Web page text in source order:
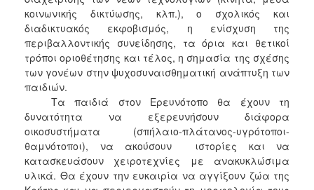
ΑΝΘΕΚΤΙΚΗ
κοινωνικής δικτύωσης, κλπ.), ο σχολικός και
διαδικτυακός εκφοβισμός, η ενίσχυση της
περιβαλλοντικής συνείδησης, τα όρια και θετικοί
τρόποι οριοθέτησης και τέλος, η σημασία της σχέσης
των γονέων στην ψυχοσυναισθηματική ανάπτυξη των
παιδιών.
Τα παιδιά στον Ερευνότοπο θα έχουν τη
δυνατότητα να εξερευνήσουν διάφορα
οικοσυστήματα (σπήλαιο-πλάτανος-υγρότοποι-
θαμνότοποι), να ακούσουν ιστορίες και να
κατασκευάσουν χειροτεχνίες με ανακυκλώσιμα
υλικά. Θα έχουν την ευκαιρία να αγγίξουν ζώα της